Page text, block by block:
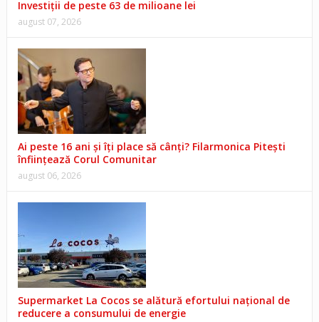
Investiții de peste 63 de milioane lei
august 07, 2026
Ai peste 16 ani și îți place să cânți? Filarmonica Pitești
înființează Corul Comunitar
august 06, 2026
Supermarket La Cocos se alătură efortului național de
reducere a consumului de energie